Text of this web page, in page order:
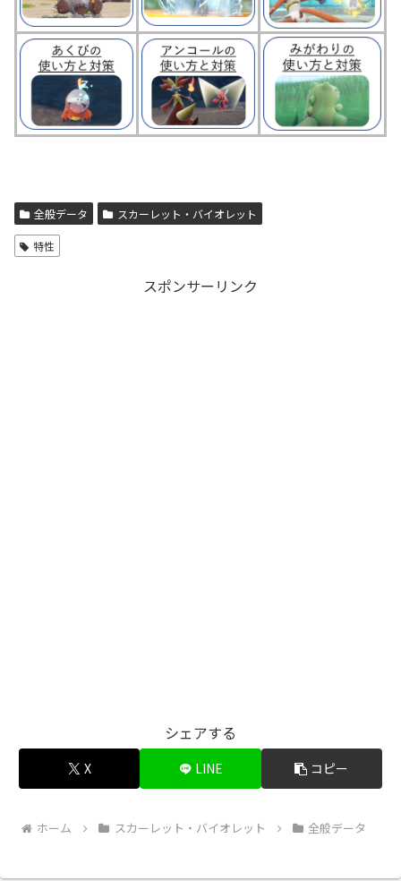
全般データ スカーレット・バイオレット
特性
スポンサーリンク
シェアする
X LINE コピー
ホーム スカーレット・バイオレット 全般データ